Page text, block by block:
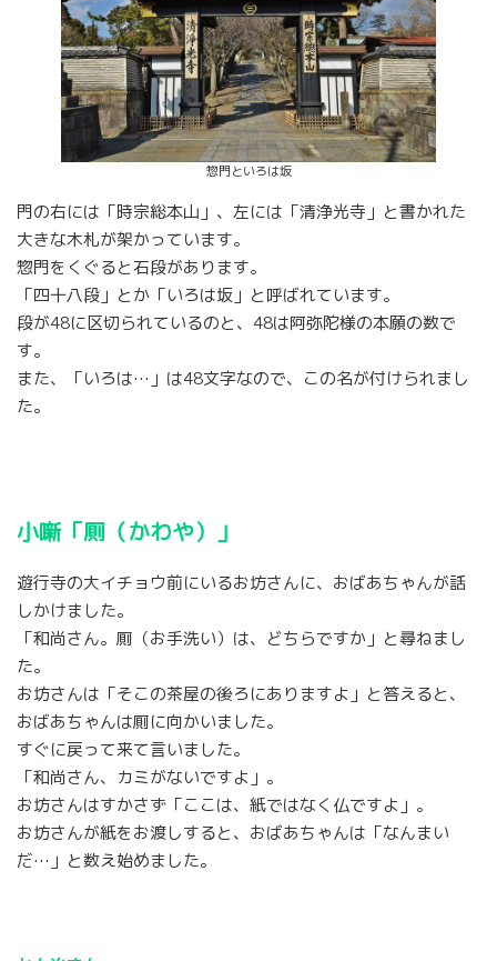
惣門といろは坂
門の右には「時宗総本山」、左には「清浄光寺」と書かれた
大きな木札が架かっています。
惣門をくぐると石段があります。
「四十八段」とか「いろは坂」と呼ばれています。
段が48に区切られているのと、48は阿弥陀様の本願の数で
す。
また、「いろは…」は48文字なので、この名が付けられまし
た。
小噺「厠（かわや）」
遊行寺の大イチョウ前にいるお坊さんに、おばあちゃんが話
しかけました。
「和尚さん。厠（お手洗い）は、どちらですか」と尋ねまし
た。
お坊さんは「そこの茶屋の後ろにありますよ」と答えると、
おばあちゃんは厠に向かいました。
すぐに戻って来て言いました。
「和尚さん、カミがないですよ」。
お坊さんはすかさず「ここは、紙ではなく仏ですよ」。
お坊さんが紙をお渡しすると、おばあちゃんは「なんまい
だ…」と数え始めました。